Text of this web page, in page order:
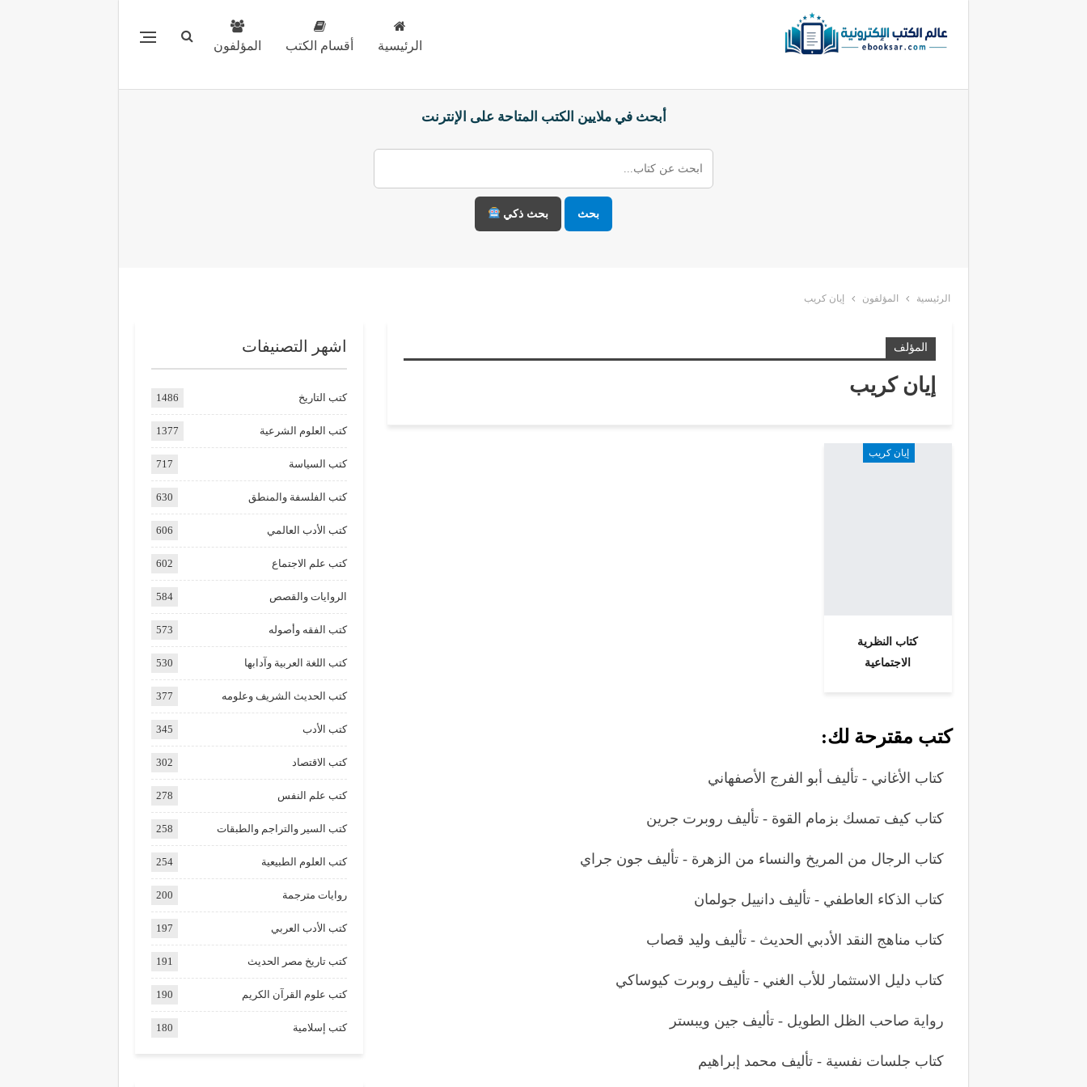
الرئيسية أقسام الكتب المؤلفون
أبحث في ملايين الكتب المتاحة على الإنترنت
بحث بحث ذكي
الرئيسية المؤلفون إيان كريب
المؤلف
إيان كريب
إيان كريب
كتاب النظرية
الاجتماعية
كتب مقترحة لك:
كتاب الأغاني - تأليف أبو الفرج الأصفهاني
كتاب كيف تمسك بزمام القوة - تأليف روبرت جرين
كتاب الرجال من المريخ والنساء من الزهرة - تأليف جون جراي
كتاب الذكاء العاطفي - تأليف دانييل جولمان
كتاب مناهج النقد الأدبي الحديث - تأليف وليد قصاب
كتاب دليل الاستثمار للأب الغني - تأليف روبرت كيوساكي
رواية صاحب الظل الطويل - تأليف جين ويبستر
كتاب جلسات نفسية - تأليف محمد إبراهيم
اشهر التصنيفات
كتب التاريخ 1486
كتب العلوم الشرعية 1377
كتب السياسة 717
كتب الفلسفة والمنطق 630
كتب الأدب العالمي 606
كتب علم الاجتماع 602
الروايات والقصص 584
كتب الفقه وأصوله 573
كتب اللغة العربية وآدابها 530
كتب الحديث الشريف وعلومه 377
كتب الأدب 345
كتب الاقتصاد 302
كتب علم النفس 278
كتب السير والتراجم والطبقات 258
كتب العلوم الطبيعية 254
روايات مترجمة 200
كتب الأدب العربي 197
كتب تاريخ مصر الحديث 191
كتب علوم القرآن الكريم 190
كتب إسلامية 180